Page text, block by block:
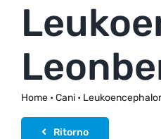
Home• Cani•
Ritorno